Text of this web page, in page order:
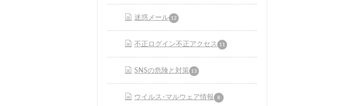
迷惑メール 12
不正ログイン不正アクセス 11
SNSの危険と対策 13
ウイルス･マルウェア情報 8